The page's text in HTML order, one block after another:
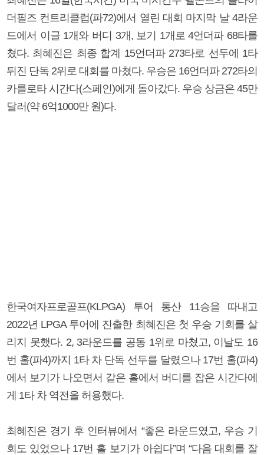
더필즈 컨트리클럽(파72)에서 열린 대회 마지막 날 4라운
드에서 이글 1개와 버디 3개, 보기 1개로 4언더파 68타를
쳤다. 최혜진은 최종 합계 15언더파 273타로 선두에 1타
뒤진 단독 2위로 대회를 마쳤다. 우승은 16언더파 272타의
카를로타 시간다(스페인)에게 돌아갔다. 우승 상금은 45만
달러(약 6억1000만 원)다.
한국여자프로골프(KLPGA) 투어 통산 11승을 따내고
2022년 LPGA 투어에 진출한 최혜진은 첫 우승 기회를 살
리지 못했다. 2, 3라운드를 공동 1위로 마쳤고, 이날도 16
번 홀(파4)까지 1타 차 단독 선두를 달렸으나 17번 홀(파4)
에서 보기가 나오면서 같은 홀에서 버디를 잡은 시간다에
게 1타 차 역전을 허용했다.
최혜진은 경기 후 인터뷰에서 “좋은 라운드였고, 우승 기
회도 있었으나 17번 홀 보기가 아쉽다”며 “다음 대회를 잘